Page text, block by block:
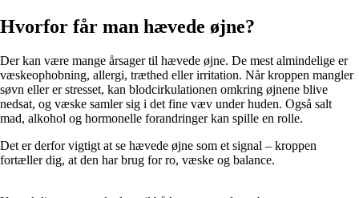
Hvorfor får man hævede øjne?
Der kan være mange årsager til hævede øjne. De mest almindelige er
væskeophobning, allergi, træthed eller irritation. Når kroppen mangler
søvn eller er stresset, kan blodcirkulationen omkring øjnene blive
nedsat, og væske samler sig i det fine væv under huden. Også salt
mad, alkohol og hormonelle forandringer kan spille en rolle.
Det er derfor vigtigt at se hævede øjne som et signal – kroppen
fortæller dig, at den har brug for ro, væske og balance.